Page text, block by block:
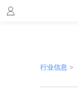
行业信息 >